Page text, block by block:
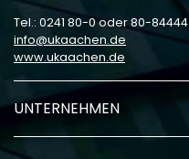
Tel.: 0241 80-0 oder 80-84444
info
ukaachen de
www.ukaachen.de
UNTERNEHMEN